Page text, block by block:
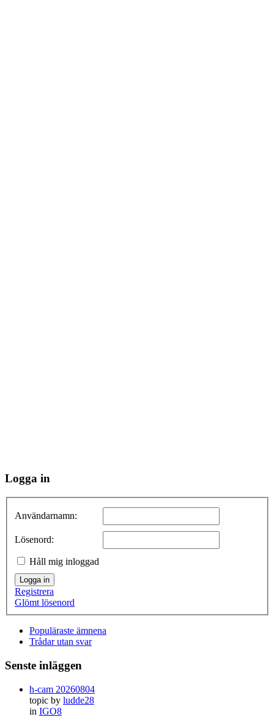
Logga in
Användarnamn:
Lösenord:
Håll mig inloggad
Logga in
Registrera
Glömt lösenord
Populäraste ämnena
Trådar utan svar
Senste inläggen
h-cam 20260804
topic by ludde28
in IGO8